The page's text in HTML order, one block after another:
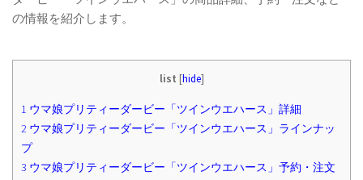
の情報を紹介します。
list [hide]
1 ウマ娘プリティーダービー「ツインウエハース」詳細
2 ウマ娘プリティーダービー「ツインウエハース」ラインナッ
プ
3 ウマ娘プリティーダービー「ツインウエハース」予約・注文